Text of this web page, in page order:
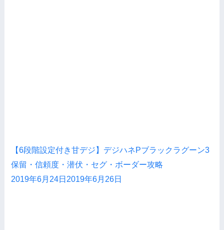
【6段階設定付き甘デジ】デジハネPブラックラグーン3
保留・信頼度・潜伏・セグ・ボーダー攻略
2019年6月24日 2019年6月26日